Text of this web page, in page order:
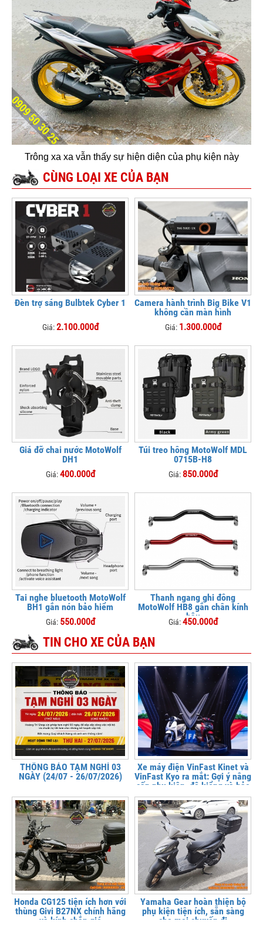
Trông xa xa vẫn thấy sự hiện diện của phụ kiện này
CÙNG LOẠI XE CỦA BẠN
Đèn trợ sáng Bulbtek Cyber 1
Giá:2.100.000đ
Camera hành trình Big Bike V1
không cần màn hình
Giá: 1.300.000đ
Giá đỡ chai nước MotoWolf
DH1
Giá:400.000đ
Túi treo hông MotoWolf MDL
0715B-H8
Giá: 850.000đ
Tai nghe bluetooth MotoWolf
BH1 gắn nón bảo hiểm
Giá: 550.000đ
Thanh ngang ghi đông
MotoWolf HB8 gắn chân kính
hậu
Giá:450.000đ
TIN CHO XE CỦA BẠN
THÔNG BÁO TẠM NGHỈ 03
NGÀY (24/07 - 26/07/2026)
Xe máy điện VinFast Kinet và
VinFast Kyo ra mắt: Gợi ý nâng
cấp phụ kiện, độ kiểng và bảo
vệ xe tại
Honda CG125 tiện ích hơn với
thùng Givi B27NX chính hãng
và kính chắn gió
Yamaha Gear hoàn thiện bộ
phụ kiện tiện ích, sẵn sàng
cho mọi chuyến đi